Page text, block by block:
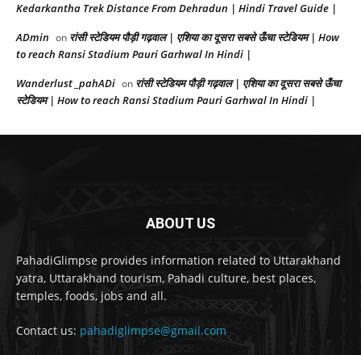
Kedarkantha Trek Distance From Dehradun | Hindi Travel Guide |
ADmin on रांसी स्टेडियम पौड़ी गढ़वाल | एशिया का दूसरा सबसे ऊँचा स्टेडियम | How
to reach Ransi Stadium Pauri Garhwal In Hindi |
Wanderlust _pahADi on रांसी स्टेडियम पौड़ी गढ़वाल | एशिया का दूसरा सबसे ऊँचा
स्टेडियम | How to reach Ransi Stadium Pauri Garhwal In Hindi |
ABOUT US
PahadiGlimpse provides information related to Uttarakhand
yatra, Uttarakhand tourism, Pahadi culture, best places,
temples, foods, jobs and all.
Contact us: pahadiglimpse@gmail.com